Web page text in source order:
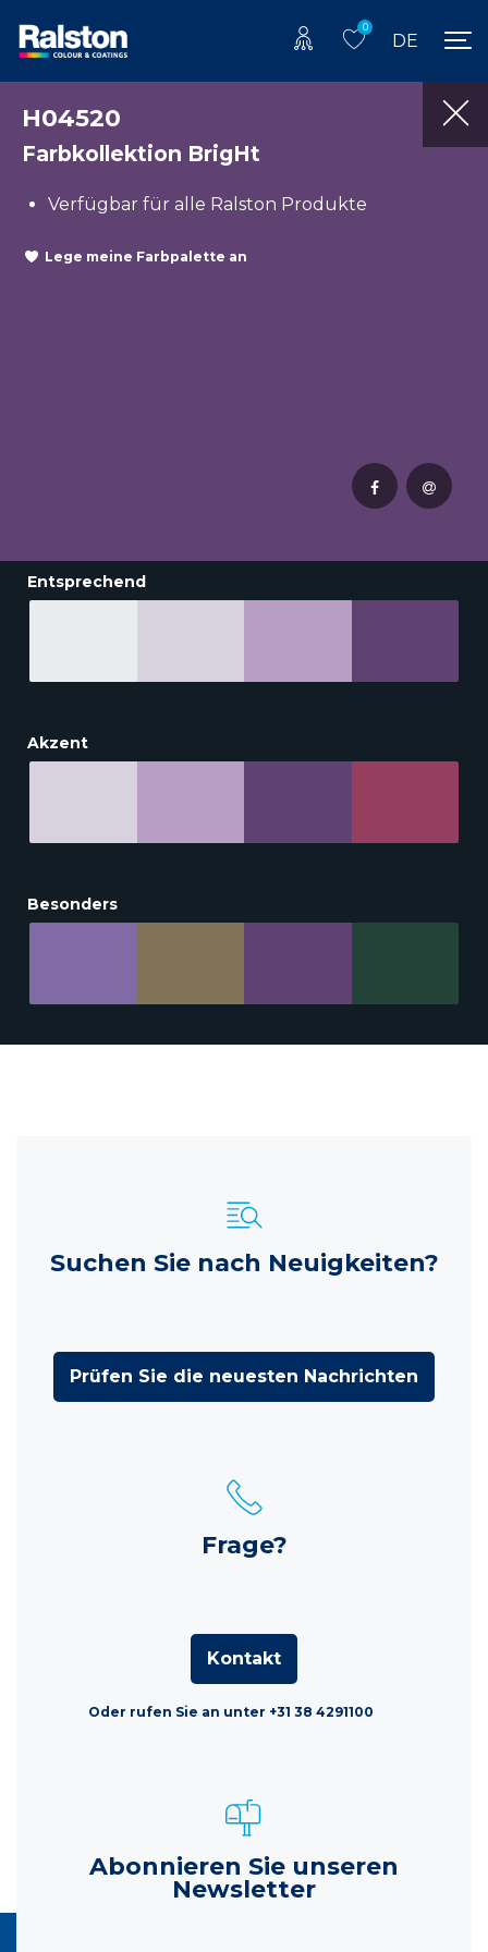
0
DE
H04520
Farbkollektion BrigHt
Verfügbar für alle Ralston Produkte
Lege meine Farbpalette an
Entsprechend
Akzent
Besonders
Suchen Sie nach Neuigkeiten?
Prüfen Sie die neuesten Nachrichten
Frage?
Kontakt
Oder rufen Sie an unter +31 38 4291100
Abonnieren Sie unseren
Newsletter